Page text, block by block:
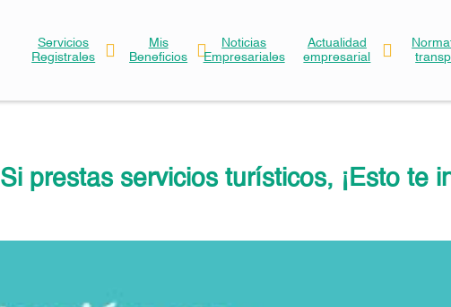
Servicios
Registrales
Mis
Beneficios
Noticias
Empresariales
Actualidad
empresarial
Si prestas servicios turísticos, ¡Esto te